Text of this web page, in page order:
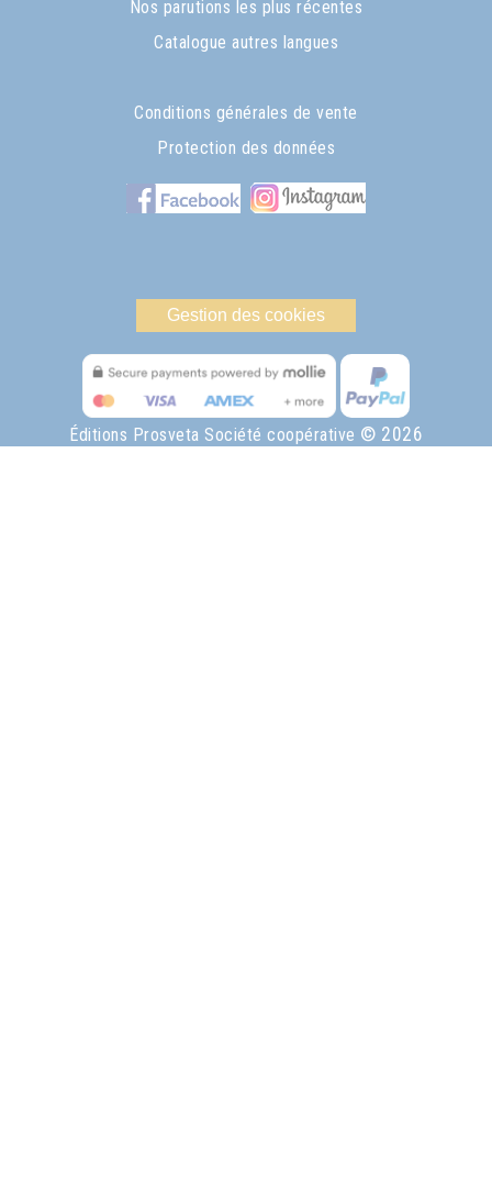
Nos parutions les plus récentes
Catalogue autres langues
Conditions générales de vente
Protection des données
Gestion des cookies
Éditions Prosveta Société coopérative © 2026